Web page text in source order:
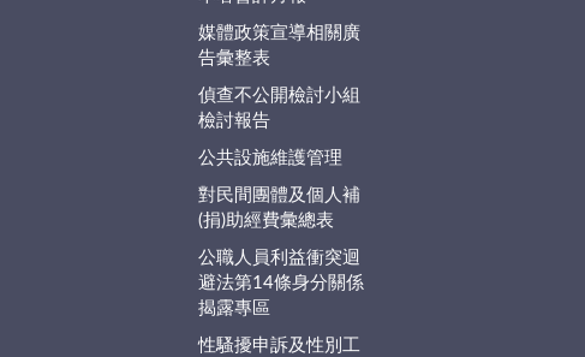
媒體政策宣導相關廣
告彙整表
偵查不公開檢討小組
檢討報告
公共設施維護管理
對民間團體及個人補
(捐)助經費彙總表
公職人員利益衝突迴
避法第14條身分關係
揭露專區
性騷擾申訴及性別工